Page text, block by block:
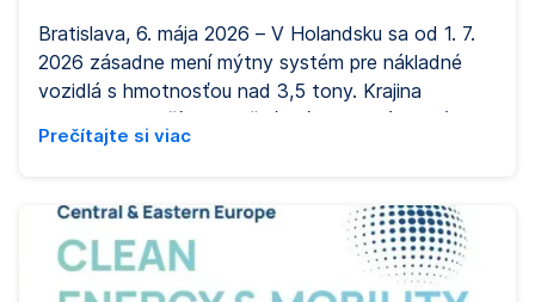
Bratislava, 6. mája 2026 – V Holandsku sa od 1. 7.
2026 zásadne mení mýtny systém pre nákladné
vozidlá s hmotnosťou nad 3,5 tony. Krajina
doteraz nevyužívala plošné mýto pre nákladnú
dopravu, nový systém tak predstavuje významnú
infraštruktúry. Súčasný model bude nahradený
elektronickým mýtom. To sa bude počítať podľa
prejazdených kilometrov, hmotnostnej kategórie a
emisnej triedy vozidla. Dopravcovia budú po novom
Prečítajte si viac